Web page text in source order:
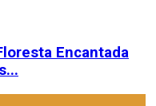
Encantada